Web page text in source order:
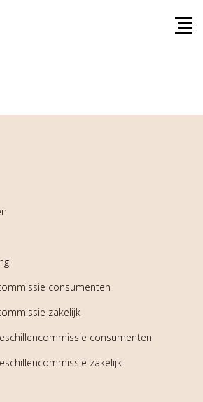
consumenten
zakelijk
consumenten
zakelijk